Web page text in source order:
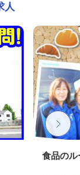
人
食品のル